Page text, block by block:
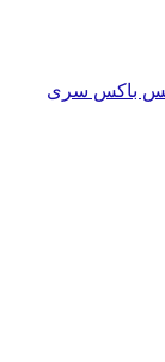
باکس سری